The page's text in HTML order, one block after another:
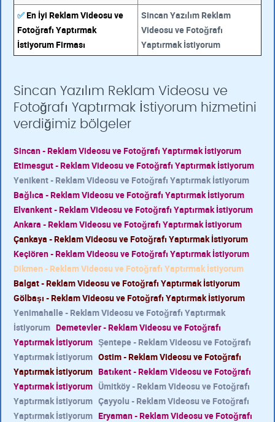
✅En İyi Reklam Videosu ve
Fotoğrafı Yaptırmak
İstiyorum Firması
Sincan Yazılım Reklam
Videosu ve Fotoğrafı
Yaptırmak İstiyorum
Sincan Yazılım Reklam Videosu ve
Fotoğrafı Yaptırmak İstiyorum hizmetini
verdiğimiz bölgeler
Sincan - Reklam Videosu ve Fotoğrafı Yaptırmak İstiyorum
Etimesgut - Reklam Videosu ve Fotoğrafı Yaptırmak İstiyorum
Yenikent - Reklam Videosu ve Fotoğrafı Yaptırmak İstiyorum
Bağlıca - Reklam Videosu ve Fotoğrafı Yaptırmak İstiyorum
Elvankent - Reklam Videosu ve Fotoğrafı Yaptırmak İstiyorum
Ankara - Reklam Videosu ve Fotoğrafı Yaptırmak İstiyorum
Çankaya - Reklam Videosu ve Fotoğrafı Yaptırmak İstiyorum
Keçiören - Reklam Videosu ve Fotoğrafı Yaptırmak İstiyorum
Dikmen - Reklam Videosu ve Fotoğrafı Yaptırmak İstiyorum
Balgat - Reklam Videosu ve Fotoğrafı Yaptırmak İstiyorum
Gölbaşı - Reklam Videosu ve Fotoğrafı Yaptırmak İstiyorum
Yenimahalle - Reklam Videosu ve Fotoğrafı Yaptırmak
İstiyorum Demetevler - Reklam Videosu ve Fotoğrafı
Yaptırmak İstiyorum Şentepe - Reklam Videosu ve Fotoğrafı
Yaptırmak İstiyorum Ostim - Reklam Videosu ve Fotoğrafı
Yaptırmak İstiyorum Batıkent - Reklam Videosu ve Fotoğrafı
Yaptırmak İstiyorum Ümitköy - Reklam Videosu ve Fotoğrafı
Yaptırmak İstiyorum Çayyolu - Reklam Videosu ve Fotoğrafı
Yaptırmak İstiyorum Eryaman - Reklam Videosu ve Fotoğrafı